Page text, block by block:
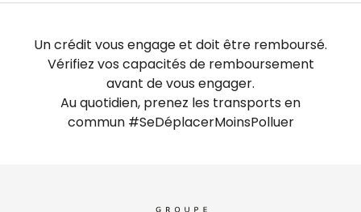
Un crédit vous engage et doit être remboursé.
Vérifiez vos capacités de remboursement
avant de vous engager.
Au quotidien, prenez les transports en
commun #SeDéplacerMoinsPolluer